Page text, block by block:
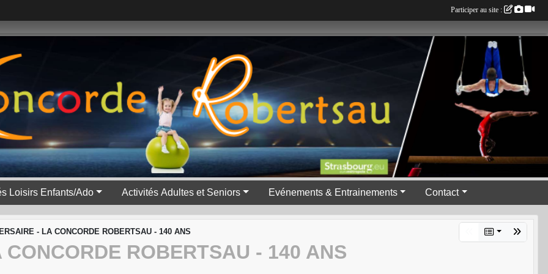
Loisirs Enfants/Ado Activités Adultes et Seniors Evénements & Entrainements Contact
- LA CONCORDE ROBERTSAU - 140 ANS
ROBERTSAU - 140 ANS
Participer au site :